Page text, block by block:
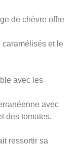
de chèvre offre
caramélisés et le
avec les
avec
des tomates.
ressortir sa